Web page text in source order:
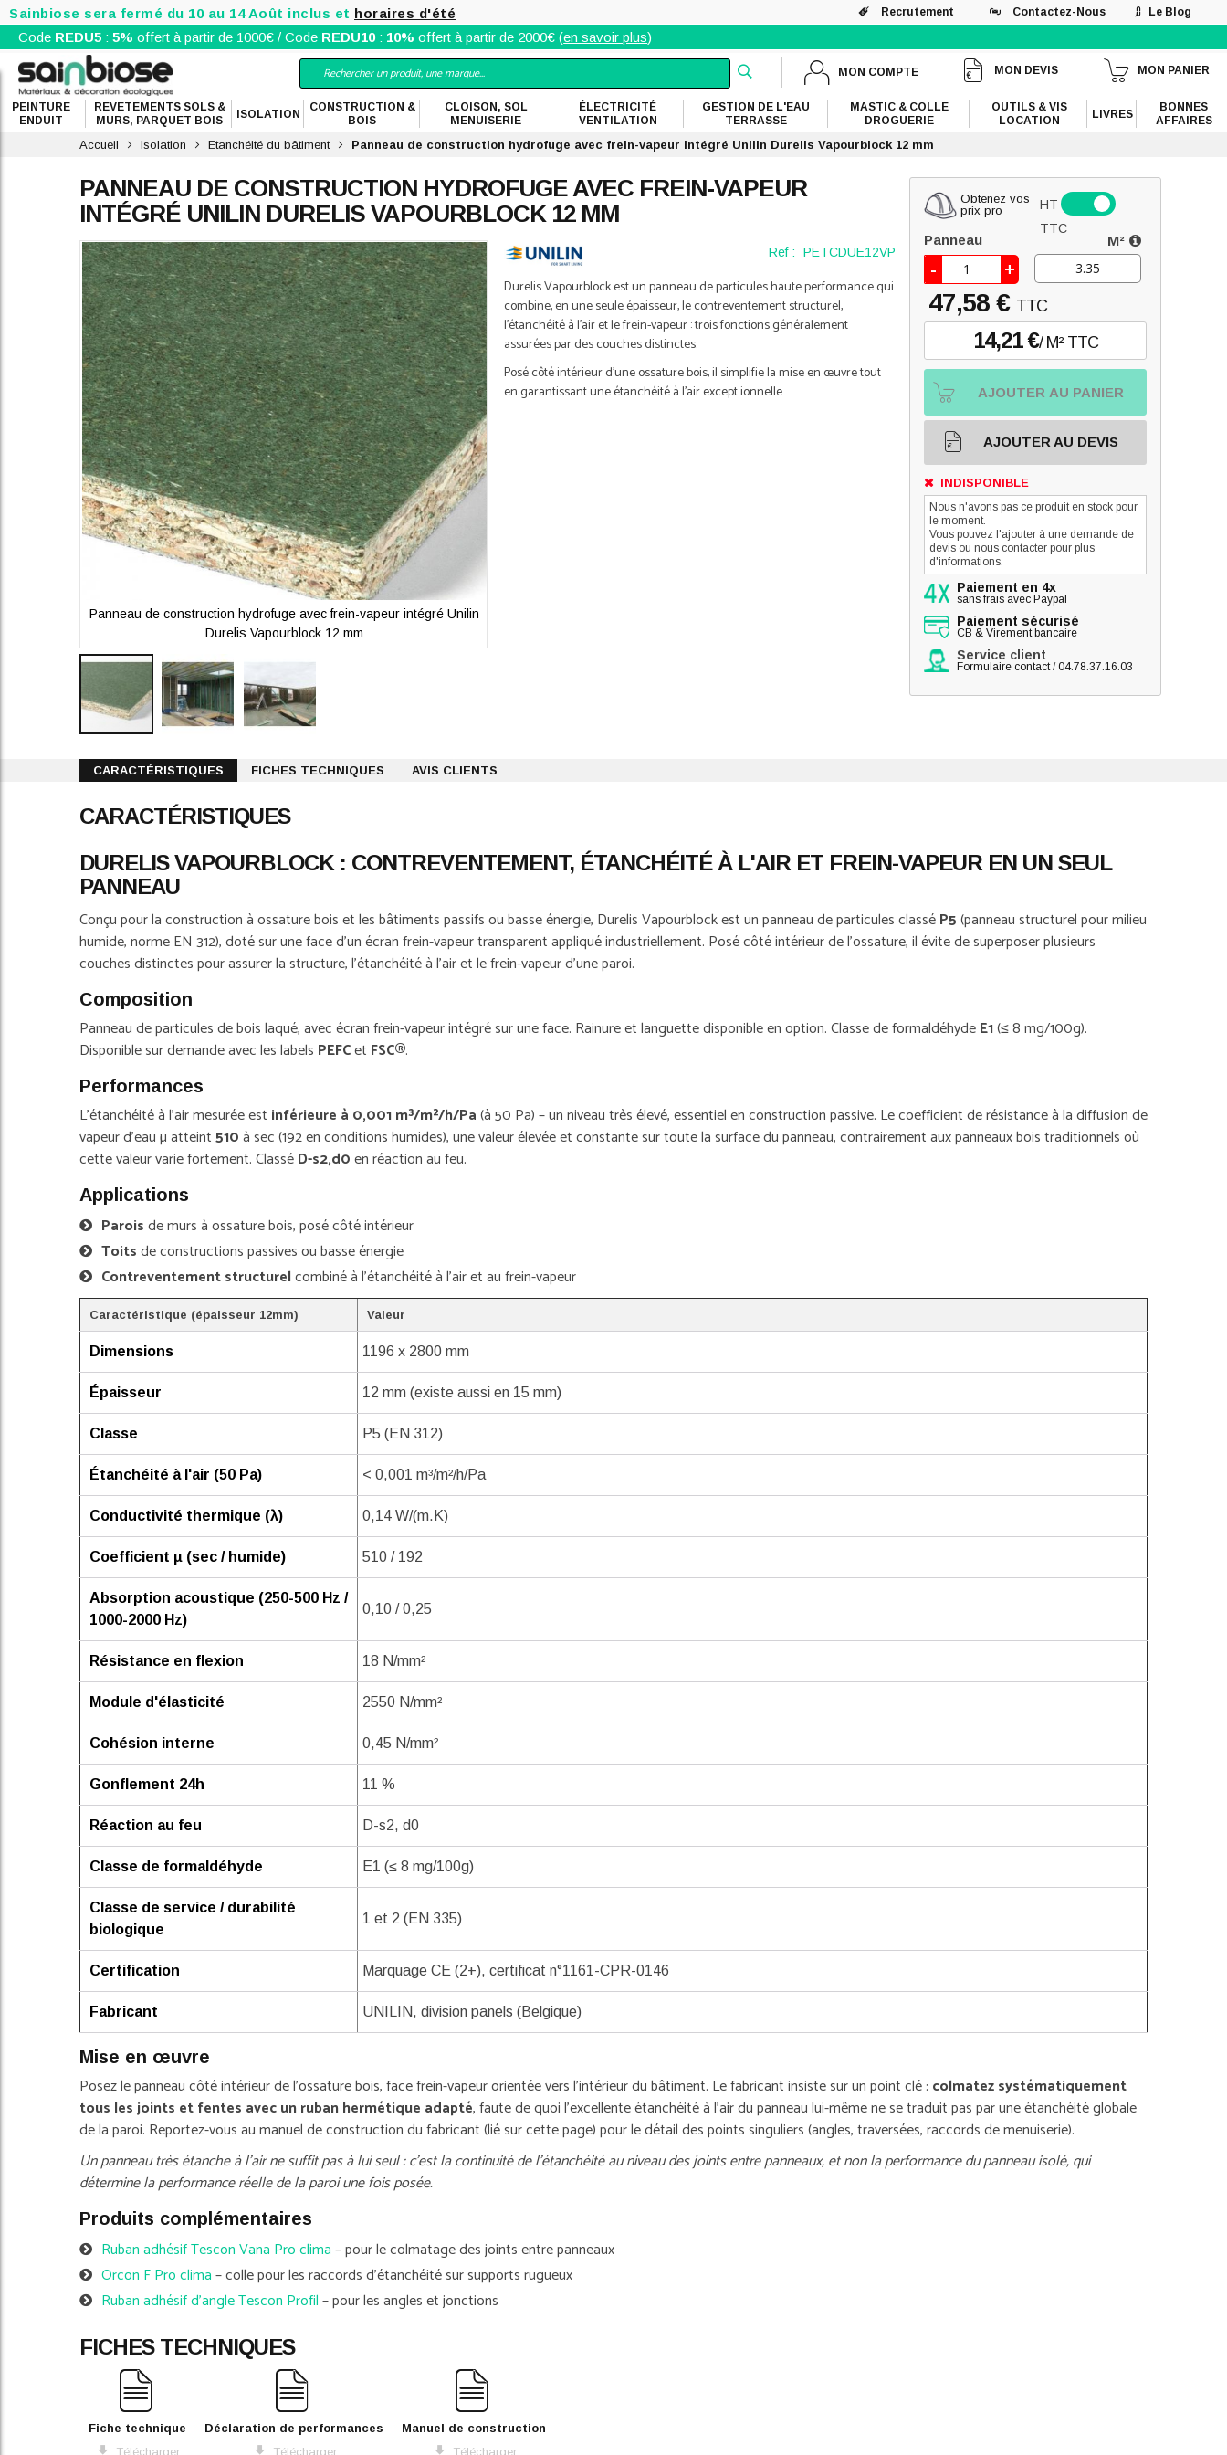
Sainbiose sera fermé du 10 au 14 Août inclus et horaires d'été Recrutement Contactez-Nous Le Blog
Code REDU5 :5% offert à partir de 1000€ / Code REDU10: 10% offert à partir de 2000€ (en savoir plus)
MON COMPTE MON DEVIS MON PANIER
PEINTURE
ENDUIT
REVETEMENTS SOLS &
MURS, PARQUET BOIS
ISOLATION
CONSTRUCTION &
BOIS
CLOISON, SOL
MENUISERIE
ÉLECTRICITÉ
VENTILATION
GESTION DE L'EAU
TERRASSE
MASTIC & COLLE
DROGUERIE
OUTILS & VIS
LOCATION
LIVRES
BONNES
AFFAIRES
Accueil Isolation Etanchéité du bâtiment Panneau de construction hydrofuge avec frein-vapeur intégré Unilin Durelis Vapourblock 12 mm
PANNEAU DE CONSTRUCTION HYDROFUGE AVEC FREIN-VAPEUR
INTÉGRÉ UNILIN DURELIS VAPOURBLOCK 12 MM
Ref : PETCDUE12VP
Durelis Vapourblock est un panneau de particules haute performance qui
combine, en une seule épaisseur, le contreventement structurel,
l'étanchéité à l'air et le frein-vapeur : trois fonctions généralement
assurées par des couches distinctes.
Posé côté intérieur d'une ossature bois, il simplifie la mise en œuvre tout
en garantissant une étanchéité à l'air except ionnelle.
Skip
to
the
end
of
the
images
gallery
Panneau de construction hydrofuge avec frein-vapeur intégré Unilin
Durelis Vapourblock 12 mm
to
the
of
gallery
Obtenez vos
prix pro
HT
TTC
Panneau
- +
M²
47,58 € TTC
14,21 €/ M² TTC
AJOUTER AU PANIER
AJOUTER AU DEVIS
INDISPONIBLE
Nous n'avons pas ce produit en stock pour
le moment.
Vous pouvez l'ajouter à une demande de
devis ou nous contacter pour plus
d'informations.
Paiement en 4x
sans frais avec Paypal
Paiement sécurisé
CB & Virement bancaire
Service client
Formulaire contact/04.78.37.16.03
CARACTÉRISTIQUES FICHES TECHNIQUES AVIS CLIENTS
CARACTÉRISTIQUES
DURELIS VAPOURBLOCK : CONTREVENTEMENT, ÉTANCHÉITÉ À L'AIR ET FREIN-VAPEUR EN UN SEUL
PANNEAU
Conçu pour la construction à ossature bois et les bâtiments passifs ou basse énergie, Durelis Vapourblock est un panneau de particules classéP5(panneau structurel pour milieu
humide, norme EN 312), doté sur une face d'un écran frein-vapeur transparent appliqué industriellement. Posé côté intérieur de l'ossature, il évite de superposer plusieurs
couches distinctes pour assurer la structure, l'étanchéité à l'air et le frein-vapeur d'une paroi.
Composition
Panneau de particules de bois laqué, avec écran frein-vapeur intégré sur une face. Rainure et languette disponible en option. Classe de formaldéhydeE1(≤ 8 mg/100g).
Disponible sur demande avec les labels PEFCet FSC®.
Performances
L'étanchéité à l'air mesurée est inférieure à 0,001 m³/m²/h/Pa(à 50 Pa) – un niveau très élevé, essentiel en construction passive. Le coefficient de résistance à la diffusion de
vapeur d'eau µ atteint510à sec (192 en conditions humides), une valeur élevée et constante sur toute la surface du panneau, contrairement aux panneaux bois traditionnels où
cette valeur varie fortement. ClasséD-s2,d0en réaction au feu.
Applications
Paroisde murs à ossature bois, posé côté intérieur
Toitsde constructions passives ou basse énergie
Contreventement structurelcombiné à l'étanchéité à l'air et au frein-vapeur
Caractéristique (épaisseur 12mm) Valeur
Dimensions 1196 x 2800 mm
Épaisseur 12 mm (existe aussi en 15 mm)
Classe P5 (EN 312)
Étanchéité à l'air (50 Pa) < 0,001 m³/m²/h/Pa
Conductivité thermique (λ) 0,14 W/(m.K)
Coefficient µ (sec / humide) 510 / 192
Absorption acoustique (250-500 Hz /
1000-2000 Hz)
0,10 / 0,25
Résistance en flexion 18 N/mm²
Module d'élasticité 2550 N/mm²
Cohésion interne 0,45 N/mm²
Gonflement 24h 11 %
Réaction au feu D-s2, d0
Classe de formaldéhyde E1 (≤ 8 mg/100g)
Classe de service / durabilité
biologique
1 et 2 (EN 335)
Certification Marquage CE (2+), certificat n°1161-CPR-0146
Fabricant UNILIN, division panels (Belgique)
Mise en œuvre
Posez le panneau côté intérieur de l'ossature bois, face frein-vapeur orientée vers l'intérieur du bâtiment. Le fabricant insiste sur un point clé : colmatez systématiquement
tous les joints et fentes avec un ruban hermétique adapté, faute de quoi l'excellente étanchéité à l'air du panneau lui-même ne se traduit pas par une étanchéité globale
de la paroi. Reportez-vous au manuel de construction du fabricant (lié sur cette page) pour le détail des points singuliers (angles, traversées, raccords de menuiserie).
Un panneau très étanche à l'air ne suffit pas à lui seul : c'est la continuité de l'étanchéité au niveau des joints entre panneaux, et non la performance du panneau isolé, qui
détermine la performance réelle de la paroi une fois posée.
Produits complémentaires
Ruban adhésif Tescon Vana Pro clima– pour le colmatage des joints entre panneaux
Orcon F Pro clima– colle pour les raccords d'étanchéité sur supports rugueux
Ruban adhésif d'angle Tescon Profil– pour les angles et jonctions
FICHES TECHNIQUES
Fiche technique
Télécharger
Déclaration de performances
Télécharger
Manuel de construction
Télécharger